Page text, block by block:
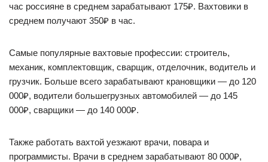
час россияне в среднем зарабатывают 175₽. Вахтовики в
среднем получают 350₽ в час.
Самые популярные вахтовые профессии: строитель,
механик, комплектовщик, сварщик, отделочник, водитель и
грузчик. Больше всего зарабатывают крановщики — до 120
000₽, водители большегрузных автомобилей — до 145
000₽, сварщики — до 140 000₽.
Также работать вахтой уезжают врачи, повара и
программисты. Врачи в среднем зарабатывают 80 000₽,